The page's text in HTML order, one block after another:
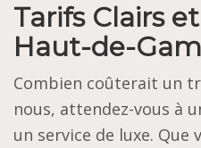
Tarifs Clairs
Haut-de-
Combien coûterait un
nous, attendez-vous à
un service de luxe.